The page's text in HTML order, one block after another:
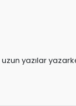
yazılar